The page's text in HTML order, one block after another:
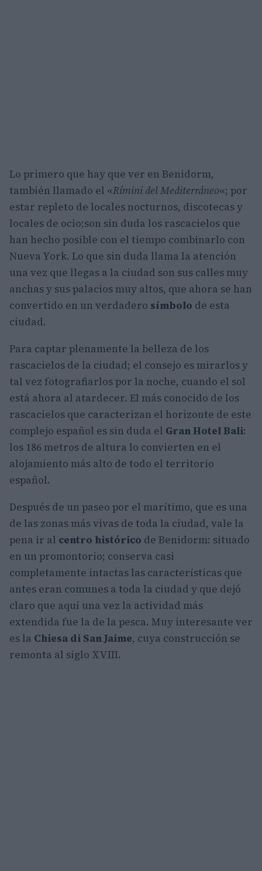
Lo primero que hay que ver en Benidorm,
también llamado el «Rímini del Mediterráneo«; por
estar repleto de locales nocturnos, discotecas y
locales de ocio;son sin duda los rascacielos que
han hecho posible con el tiempo combinarlo con
Nueva York. Lo que sin duda llama la atención
una vez que llegas a la ciudad son sus calles muy
anchas y sus palacios muy altos, que ahora se han
convertido en un verdadero símbolo de esta
ciudad.
Para captar plenamente la belleza de los
rascacielos de la ciudad; el consejo es mirarlos y
tal vez fotografiarlos por la noche, cuando el sol
está ahora al atardecer. El más conocido de los
rascacielos que caracterizan el horizonte de este
complejo español es sin duda el Gran Hotel Bali:
los 186 metros de altura lo convierten en el
alojamiento más alto de todo el territorio
español.
Después de un paseo por el marítimo, que es una
de las zonas más vivas de toda la ciudad, vale la
pena ir al centro histórico de Benidorm: situado
en un promontorio; conserva casi
completamente intactas las características que
antes eran comunes a toda la ciudad y que dejó
claro que aquí una vez la actividad más
extendida fue la de la pesca. Muy interesante ver
es la Chiesa di San Jaime, cuya construcción se
remonta al siglo XVIII.